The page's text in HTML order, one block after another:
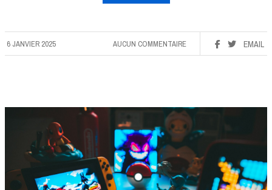
6 JANVIER 2025 EMAIL
AUCUN COMMENTAIRE